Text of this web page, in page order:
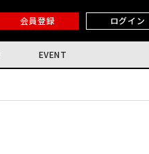
会員登録 ログイン
EVENT